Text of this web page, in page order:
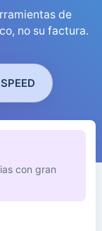
de
no su factura.
con gran